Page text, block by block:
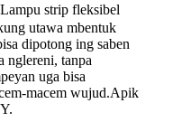
strip fleksibel
utawa mbentuk
dipotong ing saben
nglereni, tanpa
uga bisa
macem wujud.Apik